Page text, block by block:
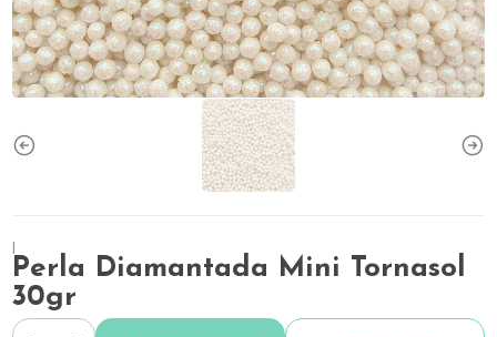
|
Perla Diamantada Mini Tornasol
30gr